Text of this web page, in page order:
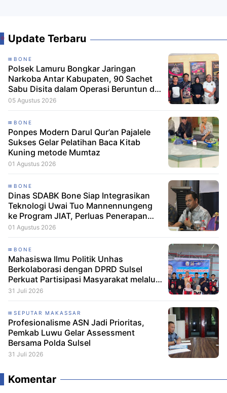
Update Terbaru
BONE
Polsek Lamuru Bongkar Jaringan
Narkoba Antar Kabupaten, 90 Sachet
Sabu Disita dalam Operasi Beruntun di
Bone dan Soppeng
05 Agustus 2026
BONE
Ponpes Modern Darul Qur’an Pajalele
Sukses Gelar Pelatihan Baca Kitab
Kuning metode Mumtaz
01 Agustus 2026
BONE
Dinas SDABK Bone Siap Integrasikan
Teknologi Uwai Tuo Mannennungeng
ke Program JIAT, Perluas Penerapan
Irigasi Cerdas
01 Agustus 2026
BONE
Mahasiswa Ilmu Politik Unhas
Berkolaborasi dengan DPRD Sulsel
Perkuat Partisipasi Masyarakat melalui
Edukasi Penyaluran Aspirasi di Desa
31 Juli 2026
SEPUTAR MAKASSAR
Profesionalisme ASN Jadi Prioritas,
Pemkab Luwu Gelar Assessment
Bersama Polda Sulsel
31 Juli 2026
Komentar